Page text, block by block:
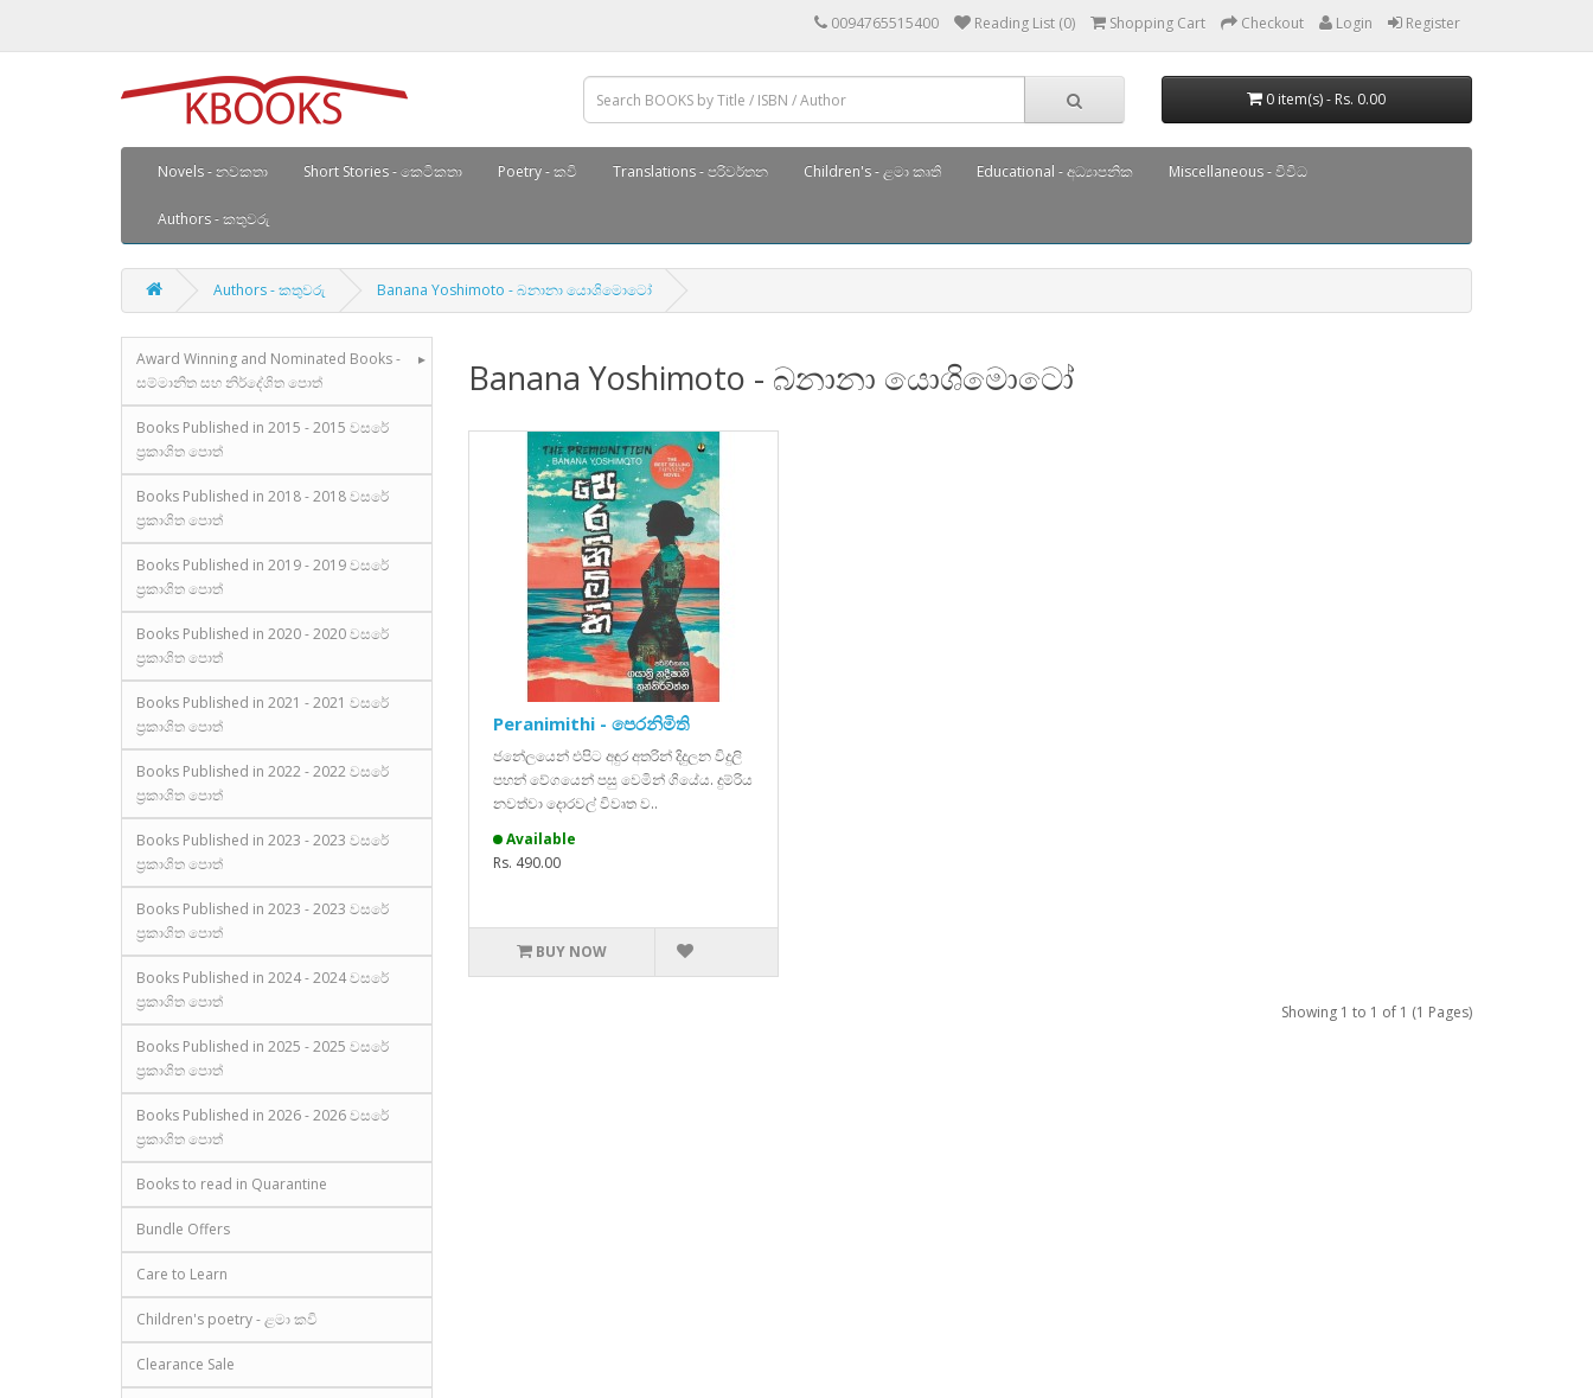
0094765515400 Reading List (0) Shopping Cart Checkout Login Register
0 item(s) - Rs. 0.00
Novels - නවකතා Short Stories - කෙටිකතා Poetry - කවි Translations - පරිවර්තන Children's - ළමා කෘති Educational - අධ්‍යාපනික Miscellaneous - විවිධ
Authors - කතුවරු
Authors - කතුවරු Banana Yoshimoto - බනානා යොශිමොටෝ
Award Winning and Nominated Books -
සම්මානිත සහ නිර්දේශිත පොත්
Books Published in 2015 - 2015 වසරේ
ප්‍රකාශිත පොත්
Books Published in 2018 - 2018 වසරේ
ප්‍රකාශිත පොත්
Books Published in 2019 - 2019 වසරේ
ප්‍රකාශිත පොත්
Books Published in 2020 - 2020 වසරේ
ප්‍රකාශිත පොත්
Books Published in 2021 - 2021 වසරේ
ප්‍රකාශිත පොත්
Books Published in 2022 - 2022 වසරේ
ප්‍රකාශිත පොත්
Books Published in 2023 - 2023 වසරේ
ප්‍රකාශිත පොත්
Books Published in 2023 - 2023 වසරේ
ප්‍රකාශිත පොත්
Books Published in 2024 - 2024 වසරේ
ප්‍රකාශිත පොත්
Books Published in 2025 - 2025 වසරේ
ප්‍රකාශිත පොත්
Books Published in 2026 - 2026 වසරේ
ප්‍රකාශිත පොත්
Books to read in Quarantine
Bundle Offers
Care to Learn
Children's poetry - ළමා කවි
Clearance Sale
Banana Yoshimoto - බනානා යොශිමොටෝ
Peranimithi - පෙරනිමිති
ජනේලයෙන් එපිට අඳුර අතරින් දිදුලන විදුලි
පහන් වේගයෙන් පසු වෙමින් ගියේය. දුම්රිය
නවත්වා දොරවල් විවෘත ව..
Available
Rs. 490.00
BUY NOW
Showing 1 to 1 of 1 (1 Pages)